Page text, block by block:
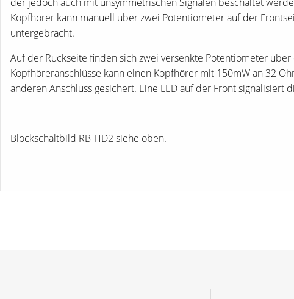
Kopfhörer kann manuell über zwei Potentiometer auf der
untergebracht.
Auf der Rückseite finden sich zwei versenkte Potentiometer
Kopfhöreranschlüsse kann einen Kopfhörer mit 150mW an 32
anderen Anschluss gesichert. Eine LED auf der Front signalisiert
Blockschaltbild RB-HD2 siehe oben.